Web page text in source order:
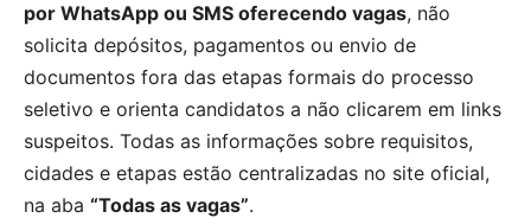
por WhatsApp ou SMS oferecendo vagas, não
solicita depósitos, pagamentos ou envio de
documentos fora das etapas formais do processo
seletivo e orienta candidatos a não clicarem em links
suspeitos. Todas as informações sobre requisitos,
cidades e etapas estão centralizadas no site oficial,
na aba “Todas as vagas”.